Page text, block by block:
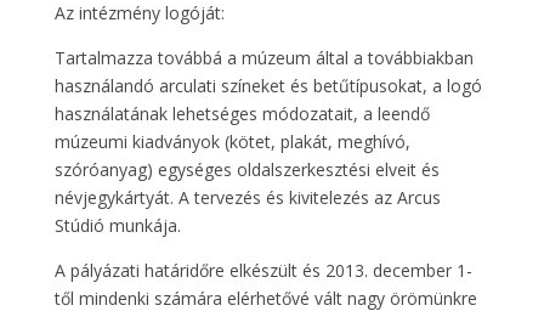
Az intézmény logóját:
Tartalmazza továbbá a múzeum által a továbbiakban
használandó arculati színeket és betűtípusokat, a logó
használatának lehetséges módozatait, a leendő
múzeumi kiadványok (kötet, plakát, meghívó,
szóróanyag) egységes oldalszerkesztési elveit és
névjegykártyát. A tervezés és kivitelezés az Arcus
Stúdió munkája.
A pályázati határidőre elkészült és 2013. december 1-
től mindenki számára elérhetővé vált nagy örömünkre